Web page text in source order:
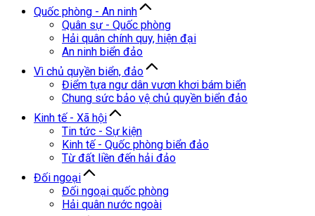
Quốc phòng - An ninh
Quân sự - Quốc phòng
Hải quân chính quy, hiện đại
An ninh biển đảo
Vì chủ quyền biển, đảo
Điểm tựa ngư dân vươn khơi bám biển
Chung sức bảo vệ chủ quyền biển đảo
Kinh tế - Xã hội
Tin tức - Sự kiện
Kinh tế - Quốc phòng biển đảo
Từ đất liền đến hải đảo
Đối ngoại
Đối ngoại quốc phòng
Hải quân nước ngoài